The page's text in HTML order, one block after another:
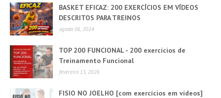
BASKET EFICAZ: 200 EXERCÍCIOS EM VÍDEOS
DESCRITOS PARA TREINOS
agosto 06, 2024
TOP 200 FUNCIONAL - 200 exercícios de
Treinamento Funcional
fevereiro 15, 2026
FISIO NO JOELHO [com exercícios em vídeos]